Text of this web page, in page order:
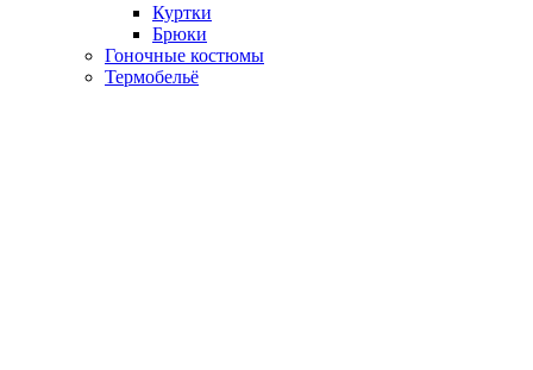
Куртки
Брюки
Гоночные костюмы
Термобельё